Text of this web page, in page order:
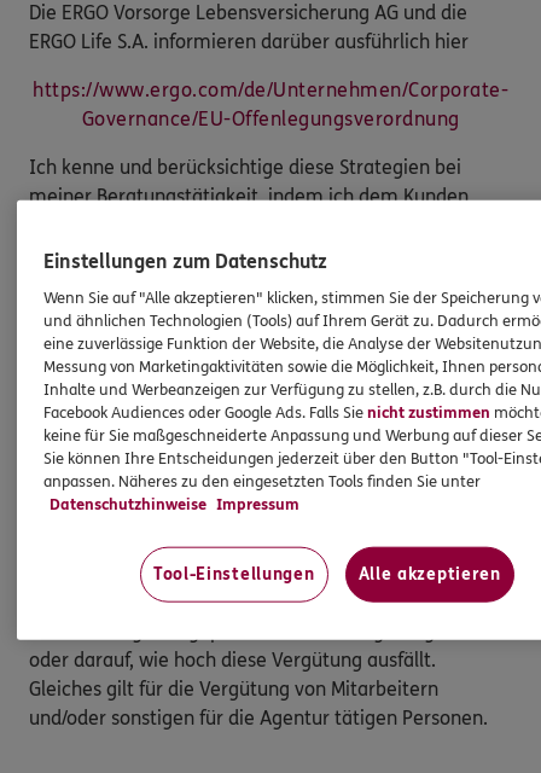
Die ERGO Vorsorge Lebensversicherung AG und die
ERGO Life S.A. informieren darüber ausführlich hier
https://www.ergo.com/de/Unternehmen/Corporate-
Governance/EU-Offenlegungsverordnung
Ich kenne und berücksichtige diese Strategien bei
meiner Beratungstätigkeit, indem ich dem Kunden
Berücksichtigung Nachhaltigkeitsrisiken in der
Vergütungspolitik
Meine Vergütung als Vermittler steht im Einklang mit
der Einbeziehung von Nachhaltigkeitsrisiken, die mit
den vermittelten Versicherungsanlageprodukten
einhergehen. Dies gilt ebenso für die Vergütung der
Angestellten in meiner Agentur und/oder sonstige für
die Agentur tätige Personen. Die Berücksichtigung von
Nachhaltigkeitsrisiken hat insbesondere keinen Einfluss
darauf, ob ich für die Vermittlung eines
oder darauf, wie hoch diese Vergütung ausfällt.
Gleiches gilt für die Vergütung von Mitarbeitern
und/oder sonstigen für die Agentur tätigen Personen.
Einstellungen zum Datenschutz
Wenn Sie auf "Alle akzeptieren" klicken, stimmen Sie der Speicherung
und ähnlichen Technologien (Tools) auf Ihrem Gerät zu. Dadurch
eine zuverlässige Funktion der Website, die Analyse der
Messung von Marketingaktivitäten sowie die Möglichkeit, Ihnen
Inhalte und Werbeanzeigen zur Verfügung zu stellen, z.B. durch die
Facebook Audiences oder Google Ads. Falls Sienicht zustimmen
keine für Sie maßgeschneiderte Anpassung und Werbung auf dieser
Sie können Ihre Entscheidungen jederzeit über den Button "Tool-
anpassen. Näheres zu den eingesetzten Tools finden Sie unter
Datenschutzhinweise Impressum
Tool-Einstellungen Alle akzeptieren